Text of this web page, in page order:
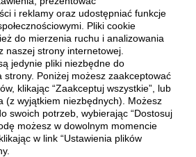
50% wełna jednokolorowa i 50%
spełnią oczekiwania nawet
klientów. Realizują swoje zadanie
głowy, ale także świetnie
Poczujesz się w nich stylowo i
dla siebie i zrób zakupy już dziś!
szybką realizację Twojego
i reklamy oraz udostępniać funkcje
Pliki cookie
do mierzenia ruchu i analizowania
naszej strony internetowej.
jedynie pliki niezbędne do
strony. Poniżej możesz zaakceptować
klikając “Zaakceptuj wszystkie”, lub
(z wyjątkiem niezbędnych). Możesz
swoich potrzeb, wybierając “Dostosuj
możesz w dowolnym momencie
w link “Ustawienia plików